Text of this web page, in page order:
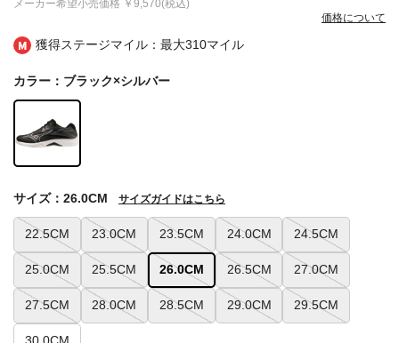
獲得ステージマイル：最大310マイル
メーカー希望小売価格 ￥9,570(税込)
価格について
カラー：ブラック×シルバー
22.5CM 23.0CM 23.5CM 24.0CM 24.5CM
25.0CM 25.5CM 26.0CM 26.5CM 27.0CM
27.5CM 28.0CM 28.5CM 29.0CM 29.5CM
サイズ：26.0CM サイズガイドはこちら